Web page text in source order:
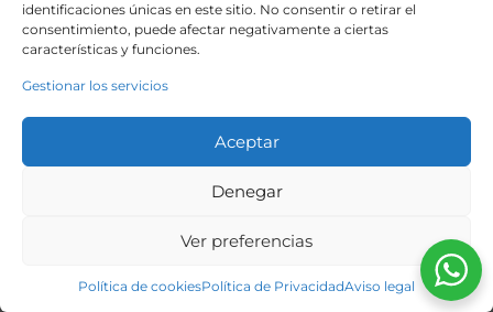
identificaciones únicas en este sitio. No consentir o retirar el
consentimiento, puede afectar negativamente a ciertas
características y funciones.
Gestionar los servicios
Aceptar
Denegar
Ver preferencias
Política de cookiesPolítica de PrivacidadAviso legal